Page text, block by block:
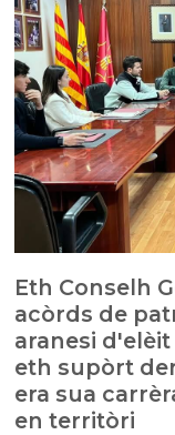
Eth Conselh
acòrds de
aranesi
eth supòrt
era sua
en territòri